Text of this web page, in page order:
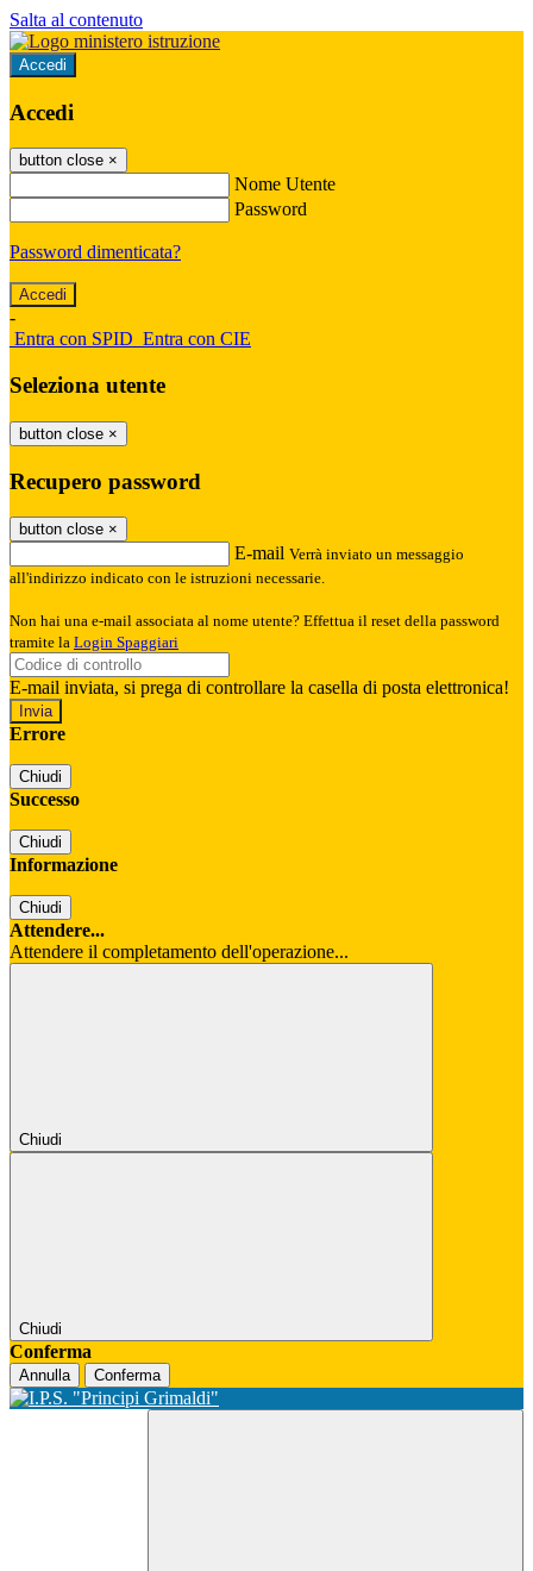
Salta al contenuto
Accedi
Accedi
button close ×
Nome Utente
Password
Password dimenticata?
-
Entra con SPID Entra con CIE
Seleziona utente
button close ×
Recupero password
button close ×
E-mail Verrà inviato un messaggio
all'indirizzo indicato con le istruzioni necessarie.
Non hai una e-mail associata al nome utente? Effettua il reset della password
tramite la Login Spaggiari
E-mail inviata, si prega di controllare la casella di posta elettronica!
Errore
Chiudi
Successo
Chiudi
Informazione
Chiudi
Attendere...
Attendere il completamento dell'operazione...
Chiudi
Chiudi
Conferma
Annulla Conferma